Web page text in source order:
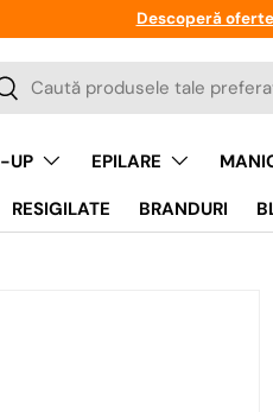
Descoperă
UP EPILARE
RESIGILATE BRANDURI